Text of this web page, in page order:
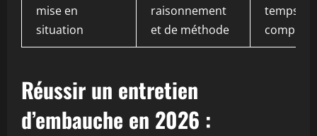
mise en
situation
raisonnement
et de méthode
temps et
Réussir un entretien
d’embauche en 2026 :